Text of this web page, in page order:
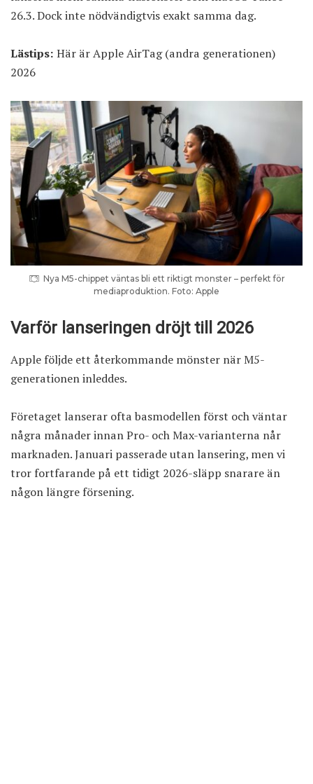
26.3. Dock inte nödvändigtvis exakt samma dag.
Lästips: Här är Apple AirTag (andra generationen)
2026
Nya M5-chippet väntas bli ett riktigt monster – perfekt för
mediaproduktion. Foto: Apple
Varför lanseringen dröjt till 2026
Apple följde ett återkommande mönster när M5-
generationen inleddes.
Företaget lanserar ofta basmodellen först och väntar
några månader innan Pro- och Max-varianterna når
marknaden. Januari passerade utan lansering, men vi
tror fortfarande på ett tidigt 2026-släpp snarare än
någon längre försening.